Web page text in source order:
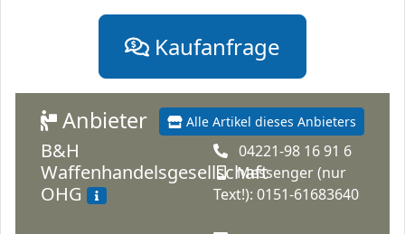
Kaufanfrage
Alle Artikel dieses Anbieters
Anbieter
B&H
Waffenhandelsgesellschaft
OHG
04221-98 16 91 6
Messenger (nur
Text!): 0151-61683640